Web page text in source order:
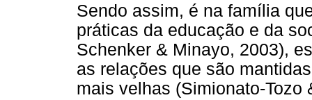
Sendo assim, é na família
práticas da educação e da
Schenker & Minayo, 2003),
as relações que são
mais velhas (Simionato-